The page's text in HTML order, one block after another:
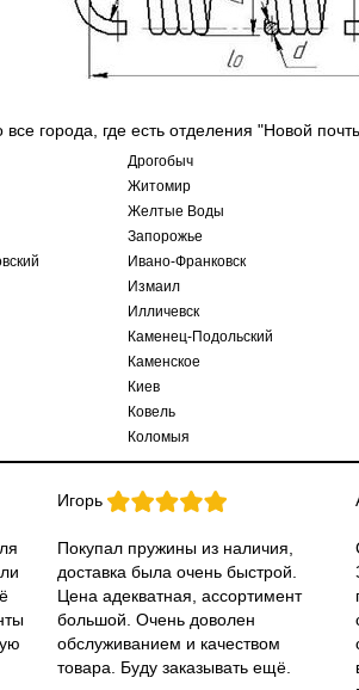
города, где есть отделения "Новой
Дрогобыч
Житомир
Желтые Воды
Запорожье
Ивано-Франковск
Измаил
Илличевск
Каменец-Подольский
Каменское
Киев
Ковель
Коломыя
Игорь
Покупал пружины из наличия,
доставка была очень быстрой.
Цена адекватная, ассортимент
большой. Очень доволен
обслуживанием и качеством
товара. Буду заказывать ещё.